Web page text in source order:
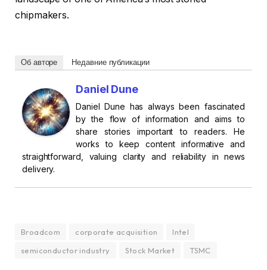
chipmakers.
Об авторе Недавние публикации
Daniel Dune
Daniel Dune has always been fascinated
by the flow of information and aims to
share stories important to readers. He
works to keep content informative and
straightforward, valuing clarity and reliability in news
delivery.
Broadcom corporate acquisition
Intel
semiconductor industry
Stock Market TSMC